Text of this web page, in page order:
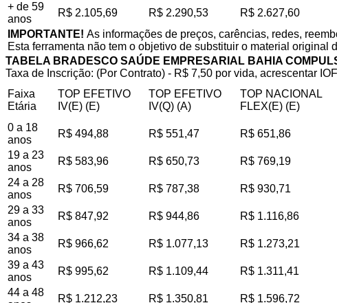
+ de 59
anos
R$ 2.105,69 R$ 2.290,53 R$ 2.627,60
IMPORTANTE! As informações de preços, carências, redes,
Esta ferramenta não tem o objetivo de substituir o material
TABELA BRADESCO SAÚDE EMPRESARIAL BAHIA
Taxa de Inscrição: (Por Contrato) - R$ 7,50 por vida, acrescentar
Faixa
Etária
TOP EFETIVO
IV(E) (E)
TOP EFETIVO
IV(Q) (A)
TOP NACIONAL
FLEX(E) (E)
0 a 18
anos
R$ 494,88 R$ 551,47 R$ 651,86
19 a 23
anos
R$ 583,96 R$ 650,73 R$ 769,19
24 a 28
anos
R$ 706,59 R$ 787,38 R$ 930,71
29 a 33
anos
R$ 847,92 R$ 944,86 R$ 1.116,86
34 a 38
anos
R$ 966,62 R$ 1.077,13 R$ 1.273,21
39 a 43
anos
R$ 995,62 R$ 1.109,44 R$ 1.311,41
44 a 48
R$ 1.212,23 R$ 1.350,81 R$ 1.596,72